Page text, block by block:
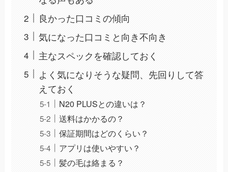
良かった口コミの傾向
気になった口コミと向き不向き
主なスペックを確認しておく
よく気になりそうな疑問、先回りして答
えておく
N20 PLUSとの違いは？
送料はかかるの？
保証期間はどのくらい？
アプリは使いやすい？
髪の毛は絡まる？